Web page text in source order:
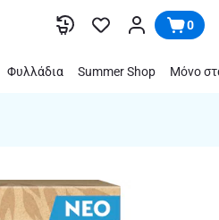
0
Φυλλάδια Summer Shop Μόνο